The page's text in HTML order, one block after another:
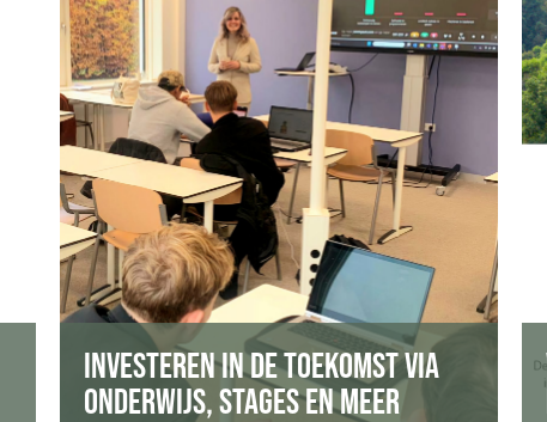
INVESTEREN IN DE TOEKOMST VIA
ONDERWIJS, STAGES EN MEER
Van Onderwijs naar Carrière
Actieve betrokkenheid bij Hogescholen met
gastcolleges en stageplekken.
Begeleiding van meer dan 150 stagiaires
en 80 afstudeerders.
Veel stagiaires komen bij ons werken na de
opleiding.
Desgevraagd helpen aan een geschikte
plek, bij ons of via ons netwerk.
Overdragen van onze kennis aan de
nieuwe generatie.